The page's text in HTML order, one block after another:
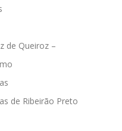
de Queiroz –
de Ribeirão Preto